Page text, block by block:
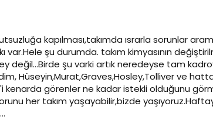
kapılması,takımda ısrarla sorunlar
var.Hele şu durumda. takım kimyasının
değil...Birde şu varki artık neredeyse tam
Hüseyin,Murat,Graves,Hosley,Tolliver ve
kenarda görenler ne kadar istekli olduğunu
her takım yaşayabilir,bizde